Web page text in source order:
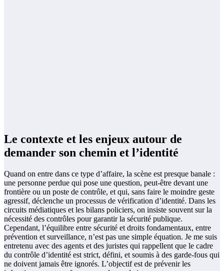
Le contexte et les enjeux autour de
demander son chemin et l’identité
Quand on entre dans ce type d’affaire, la scène est presque banale :
une personne perdue qui pose une question, peut‑être devant une
frontière ou un poste de contrôle, et qui, sans faire le moindre geste
agressif, déclenche un processus de vérification d’identité. Dans les
circuits médiatiques et les bilans policiers, on insiste souvent sur la
nécessité des contrôles pour garantir la sécurité publique.
Cependant, l’équilibre entre sécurité et droits fondamentaux, entre
prévention et surveillance, n’est pas une simple équation. Je me suis
entretenu avec des agents et des juristes qui rappellent que le cadre
du contrôle d’identité est strict, défini, et soumis à des garde-fous qui
ne doivent jamais être ignorés. L’objectif est de prévenir les